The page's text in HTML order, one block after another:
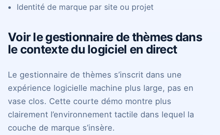
Identité de marque par site ou projet
Voir le gestionnaire de thèmes dans
le contexte du logiciel en direct
Le gestionnaire de thèmes s’inscrit dans une
expérience logicielle machine plus large, pas en
vase clos. Cette courte démo montre plus
clairement l’environnement tactile dans lequel la
couche de marque s’insère.